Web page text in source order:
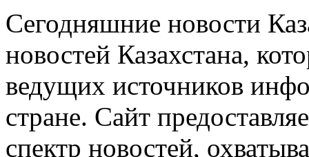
Сегодняшние новости
новостей Казахстана,
ведущих источников
стране. Сайт
спектр новостей,